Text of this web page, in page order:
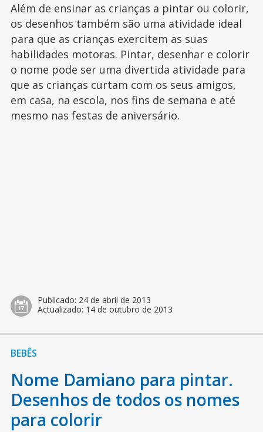
Além de ensinar as crianças a pintar ou colorir,
os desenhos também são uma atividade ideal
para que as crianças exercitem as suas
habilidades motoras. Pintar, desenhar e colorir
o nome pode ser uma divertida atividade para
que as crianças curtam com os seus amigos,
em casa, na escola, nos fins de semana e até
mesmo nas festas de aniversário.
Publicado: 24 de abril de 2013
Actualizado: 14 de outubro de 2013
BEBÊS
Nome Damiano para pintar.
Desenhos de todos os nomes
para colorir